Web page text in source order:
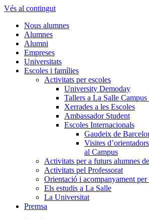
Vés al contingut
Nous alumnes
Alumnes
Alumni
Empreses
Universitats
Escoles i famílies
Activitats per escoles
University Demoday
Tallers a La Salle Campus
Xerrades a les Escoles
Ambassador Student
Escoles Internacionals
Gaudeix de
Visites
al Campus
Activitats per a futurs alumnes
Activitats pel Professorat
Orientació i acompanyament
Els estudis a La Salle
La Universitat
Premsa